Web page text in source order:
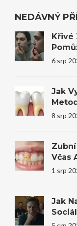
NEDÁVNÝ
Křivé
6 srp
Jak
8 srp
Včas
1 srp
Jak